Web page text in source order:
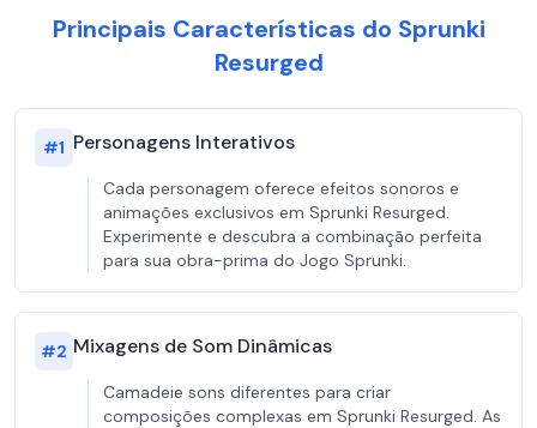
Principais Características do Sprunki
Resurged
#1 Personagens Interativos
Cada personagem oferece efeitos sonoros e
animações exclusivos em Sprunki Resurged.
Experimente e descubra a combinação perfeita
para sua obra-prima do Jogo Sprunki.
#2 Mixagens de Som Dinâmicas
Camadeie sons diferentes para criar
composições complexas em Sprunki Resurged. As